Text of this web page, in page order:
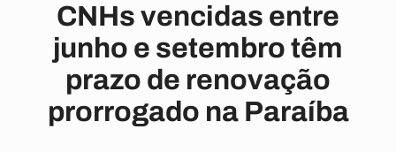
CNHs vencidas entre
junho e setembro têm
prazo de renovação
prorrogado na Paraíba